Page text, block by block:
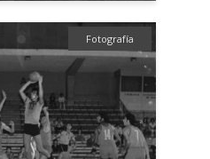
Fotografía